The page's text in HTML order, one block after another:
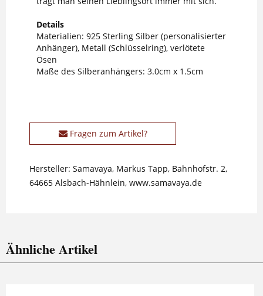
Details
Materialien: 925 Sterling Silber (personalisierter
Anhänger), Metall (Schlüsselring), verlötete
Ösen
Maße des Silberanhängers: 3.0cm x 1.5cm
Fragen zum Artikel?
Hersteller: Samavaya, Markus Tapp, Bahnhofstr. 2,
64665 Alsbach-Hähnlein, www.samavaya.de
Ähnliche Artikel